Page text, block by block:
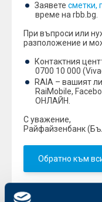
Заявете сметки,
време на rbb.bg.
При въпроси или
разположение и
Контактния
0700 10 000
RAIA – вашият
RaiMobile,
ОНЛАЙН.
С уважение,
Райфайзенбанк
Обратно към